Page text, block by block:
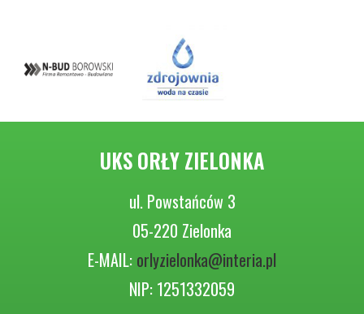
UKS ORŁY ZIELONKA
ul. Powstańców 3
05-220 Zielonka
E-MAIL: orlyzielonka@interia.pl
NIP: 1251332059